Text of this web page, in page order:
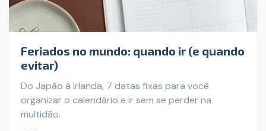
Feriados no mundo: quando ir (e quando
evitar)
Do Japão à Irlanda, 7 datas fixas para você
organizar o calendário e ir sem se perder na
multidão.